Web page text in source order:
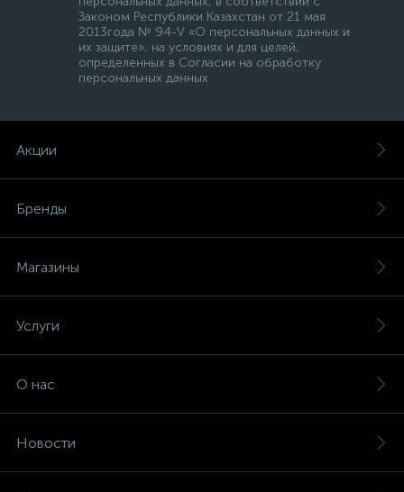
Законом Республики Казахстан от 21 мая
2013года № 94-V «О персональных данных и
их защите», на условиях и для целей,
определенных в Согласии на обработку
персональных данных
Акции
Бренды
Магазины
Услуги
О нас
Новости